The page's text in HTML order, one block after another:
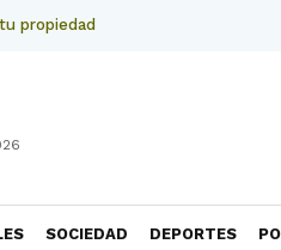
propiedad
SOCIEDAD DEPORTES